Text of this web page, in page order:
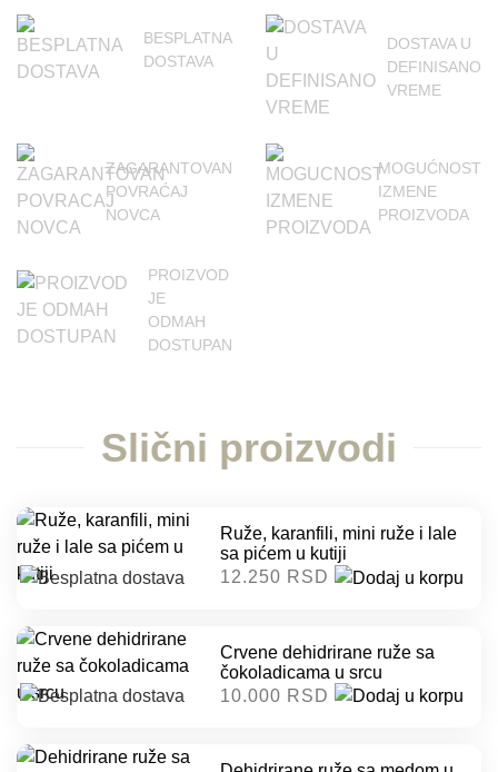
BESPLATNA
DOSTAVA
DOSTAVA U
DEFINISANO
VREME
ZAGARANTOVAN
POVRAĆAJ
NOVCA
MOGUĆNOST
IZMENE
PROIZVODA
PROIZVOD
JE
ODMAH
DOSTUPAN
Slični proizvodi
Ruže, karanfili, mini ruže i lale
sa pićem u kutiji
12.250 RSD
Crvene dehidrirane ruže sa
čokoladicama u srcu
10.000 RSD